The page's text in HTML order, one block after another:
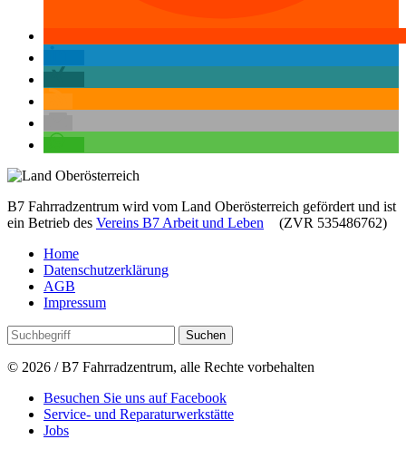
B7 Fahrradzentrum wird vom Land Oberösterreich gefördert und ist
ein Betrieb des Vereins B7 Arbeit und Leben
(ZVR 535486762)
Home
Datenschutzerklärung
AGB
Impressum
© 2026 / B7 Fahrradzentrum, alle Rechte vorbehalten
Besuchen Sie uns auf Facebook
Service- und Reparaturwerkstätte
Jobs